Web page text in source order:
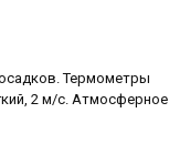
Термометры
2 м/с. Атмосферное